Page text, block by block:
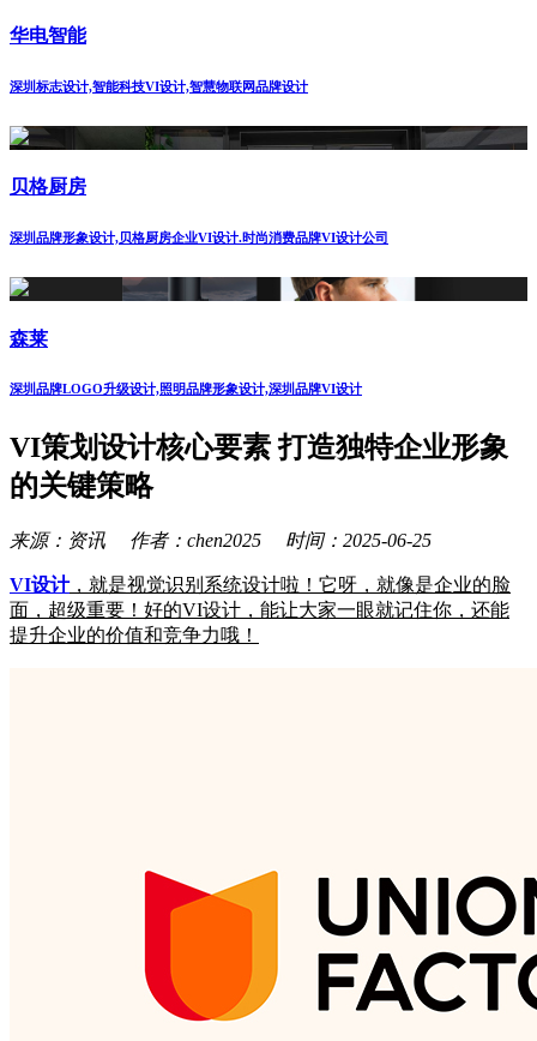
华电智能
深圳标志设计,智能科技VI设计,智慧物联网品牌设计
贝格厨房
深圳品牌形象设计,贝格厨房企业VI设计.时尚消费品牌VI设计公司
森莱
深圳品牌LOGO升级设计,照明品牌形象设计,深圳品牌VI设计
VI策划设计核心要素 打造独特企业形象
的关键策略
来源：资讯 作者：chen2025 时间：2025-06-25
VI设计，就是视觉识别系统设计啦！它呀，就像是企业的脸
面，超级重要！好的VI设计，能让大家一眼就记住你，还能
提升企业的价值和竞争力哦！